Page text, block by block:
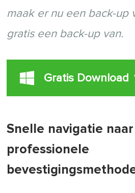
maak er nu een back-up
gratis een back-up van.
Gratis Download
Snelle navigatie
professionele